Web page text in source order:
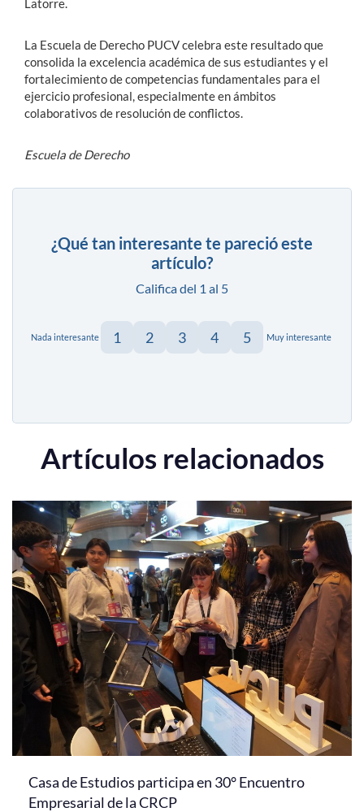
La Escuela de Derecho PUCV celebra este resultado que
consolida la excelencia académica de sus estudiantes y el
fortalecimiento de competencias fundamentales para el
ejercicio profesional, especialmente en ámbitos
colaborativos de resolución de conflictos.
Escuela de Derecho
¿Qué tan interesante te pareció este
artículo?
Califica del 1 al 5
Nada interesante 1 2 3 4 5 Muy interesante
Artículos relacionados
Casa de Estudios participa en 30° Encuentro
Empresarial de la CRCP